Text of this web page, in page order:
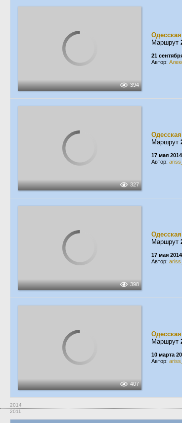
394
Маршрут
21
Автор:
327
Маршрут
17 мая
Автор:
398
Маршрут
17 мая
Автор:
407
Маршрут
10 марта
Автор:
2014
2011